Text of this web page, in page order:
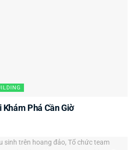
Phá Cần Giờ